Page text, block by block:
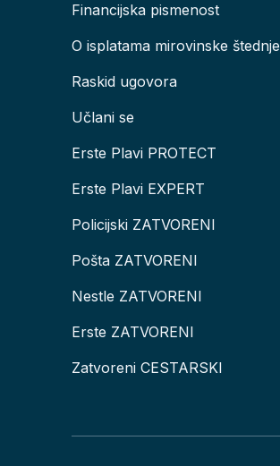
Financijska pismenost
O isplatama mirovinske štednje
Raskid ugovora
Učlani se
Erste Plavi PROTECT
Erste Plavi EXPERT
Policijski ZATVORENI
Pošta ZATVORENI
Nestle ZATVORENI
Erste ZATVORENI
Zatvoreni CESTARSKI